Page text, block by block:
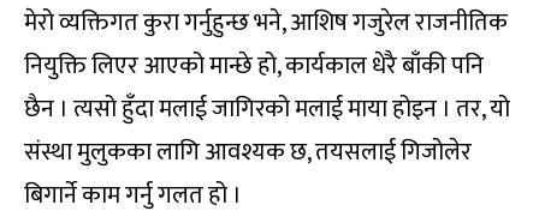
मेरो व्यक्तिगत कुरा गर्नुहुन्छ भने, आशिष गजुरेल राजनीतिक
नियुक्ति लिएर आएको मान्छे हो, कार्यकाल धेरै बाँकी पनि
छैन । त्यसो हुँदा मलाई जागिरको मलाई माया होइन । तर, यो
संस्था मुलुकका लागि आवश्यक छ, तयसलाई गिजोलेर
बिगार्ने काम गर्नु गलत हो ।